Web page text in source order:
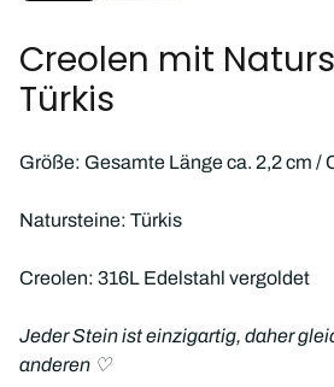
Creolen mit
Türkis
Größe: Gesamte Länge ca. 2,2 cm /
Natursteine: Türkis
Creolen: 316L Edelstahl vergoldet
Jeder Stein ist einzigartig, daher
anderen ♡